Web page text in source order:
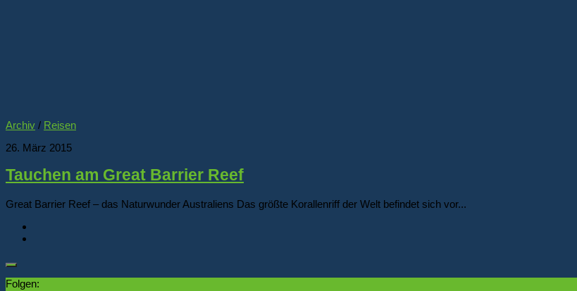
Archiv / Reisen
26. März 2015
Tauchen am Great Barrier Reef
Great Barrier Reef – das Naturwunder Australiens Das größte Korallenriff der Welt befindet sich vor...
Folgen: